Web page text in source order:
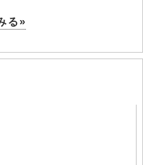
る»